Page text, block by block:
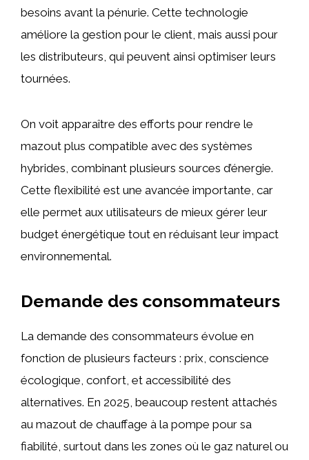
besoins avant la pénurie. Cette technologie
améliore la gestion pour le client, mais aussi pour
les distributeurs, qui peuvent ainsi optimiser leurs
tournées.
On voit apparaître des efforts pour rendre le
mazout plus compatible avec des systèmes
hybrides, combinant plusieurs sources d’énergie.
Cette flexibilité est une avancée importante, car
elle permet aux utilisateurs de mieux gérer leur
budget énergétique tout en réduisant leur impact
environnemental.
Demande des consommateurs
La demande des consommateurs évolue en
fonction de plusieurs facteurs : prix, conscience
écologique, confort, et accessibilité des
alternatives. En 2025, beaucoup restent attachés
au mazout de chauffage à la pompe pour sa
fiabilité, surtout dans les zones où le gaz naturel ou